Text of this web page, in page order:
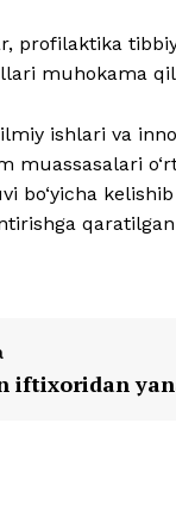
profilaktika
muhokama
ishlari va
muassasalari
bo‘yicha
iftixoridan